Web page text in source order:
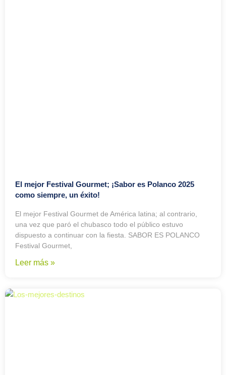
El mejor Festival Gourmet; ¡Sabor es Polanco 2025
como siempre, un éxito!
El mejor Festival Gourmet de América latina; al contrario,
una vez que paró el chubasco todo el público estuvo
dispuesto a continuar con la fiesta. SABOR ES POLANCO
Festival Gourmet,
Leer más »